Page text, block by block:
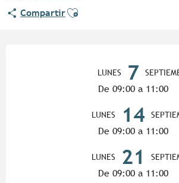
CompartirAjouter aux favoris
LUNES 7
De 09:00 a 11:00
LUNES 14
De 09:00 a 11:00
LUNES 21
De 09:00 a 11:00